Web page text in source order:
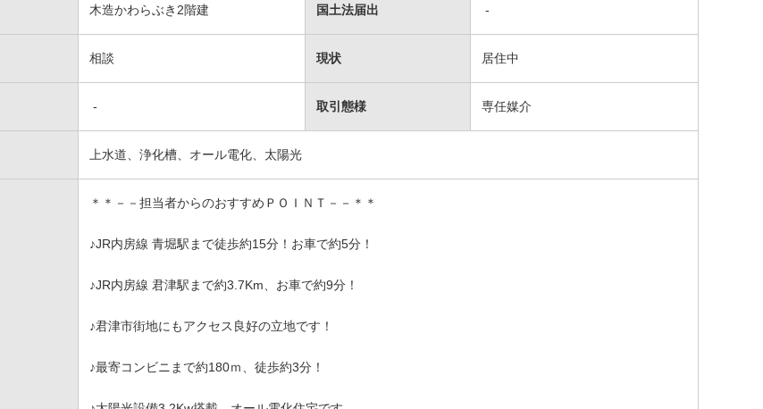
木造かわらぶき2階建 国土法届出 -
相談 現状 居住中
- 取引態様 専任媒介
上水道、浄化槽、オール電化、太陽光
＊＊－－担当者からのおすすめＰＯＩＮＴ－－＊＊
♪JR内房線 青堀駅まで徒歩約15分！お車で約5分！
♪JR内房線 君津駅まで約3.7Km、お車で約9分！
♪君津市街地にもアクセス良好の立地です！
♪最寄コンビニまで約180ｍ、徒歩約3分！